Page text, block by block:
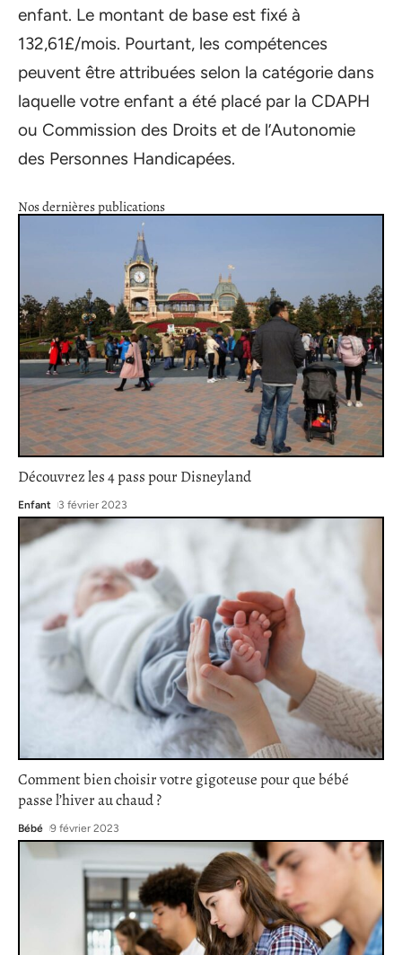
enfant. Le montant de base est fixé à
132,61£/mois. Pourtant, les compétences
peuvent être attribuées selon la catégorie dans
laquelle votre enfant a été placé par la CDAPH
ou Commission des Droits et de l’Autonomie
des Personnes Handicapées.
Nos dernières publications
Découvrez les 4 pass pour Disneyland
Enfant 3 février 2023
Comment bien choisir votre gigoteuse pour que bébé
passe l’hiver au chaud ?
Bébé 9 février 2023